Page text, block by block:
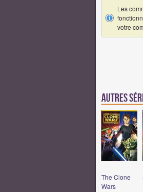
Les
votre
Autres
The Clone
Wars